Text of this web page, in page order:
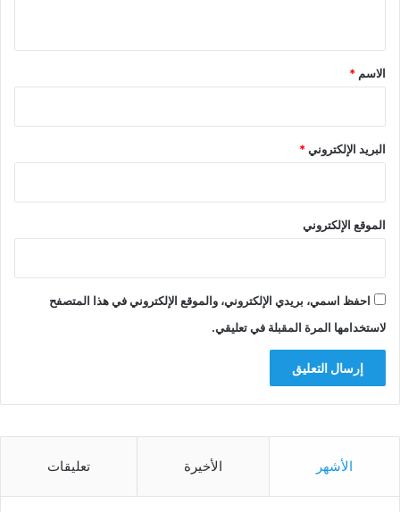
*
الاسم *
البريد الإلكتروني*
الموقع الإلكتروني
احفظ اسمي، بريدي الإلكتروني، والموقع الإلكتروني في هذا المتصفح
لاستخدامها المرة المقبلة في تعليقي.
الأشهر الأخيرة تعليقات